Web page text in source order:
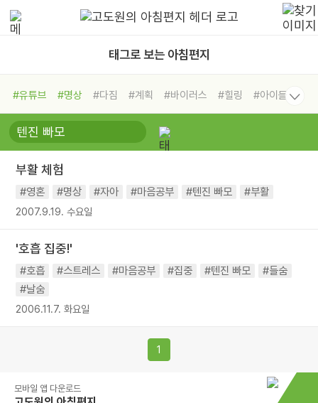
태그로 보는 아침편지
#유튜브 #명상 #다짐 #계획 #바이러스 #힐링
#아이들
#비전캠프
#독서캠프 #삶
#희망
#나눔 #친구 #링컨학교
#독서
#건강
부활 체험
#영혼 #명상 #자아 #마음공부 #텐진 빠모 #부활
2007.9.19. 수요일
'호흡 집중!'
#호흡 #스트레스 #마음공부 #집중 #텐진 빠모
#들숨
#날숨
2006.11.7. 화요일
1
모바일 앱 다운로드